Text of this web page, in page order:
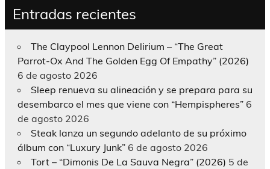
Entradas recientes
The Claypool Lennon Delirium – “The Great
Parrot-Ox And The Golden Egg Of Empathy” (2026)
6 de agosto 2026
Sleep renueva su alineación y se prepara para su
desembarco el mes que viene con “Hempispheres” 6
de agosto 2026
Steak lanza un segundo adelanto de su próximo
álbum con “Luxury Junk” 6 de agosto 2026
Tort – “Dimonis De La Sauva Negra” (2026) 5 de